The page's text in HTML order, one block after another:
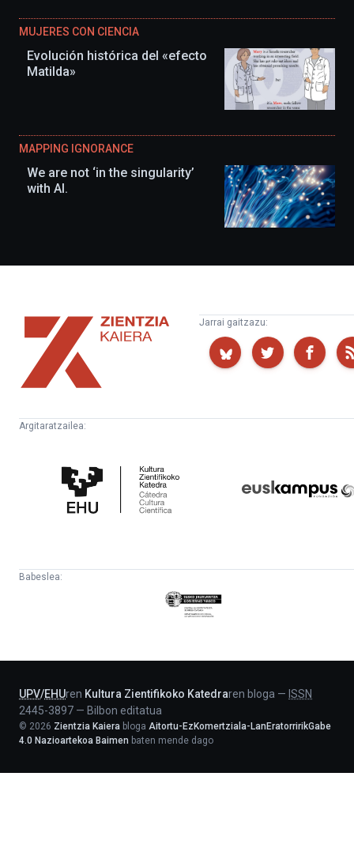
MUJERES CON CIENCIA
Evolución histórica del «efecto
Matilda»
MAPPING IGNORANCE
We are not ‘in the singularity’
with AI.
Zientzia
Kaiera
Jarrai gaitzazu:
Argitaratzailea:
Zientifikoko
Katedra
Babeslea:
Eusko
Jaurlaritza
UPV/EHUren Kultura Zientifikoko Katedraren bloga — ISSN
2445-3897 — Bilbon editatua
© 2026 Zientzia Kaiera bloga Aitortu-EzKomertziala-LanEratorririkGabe
4.0 Nazioartekoa Baimen baten mende dago